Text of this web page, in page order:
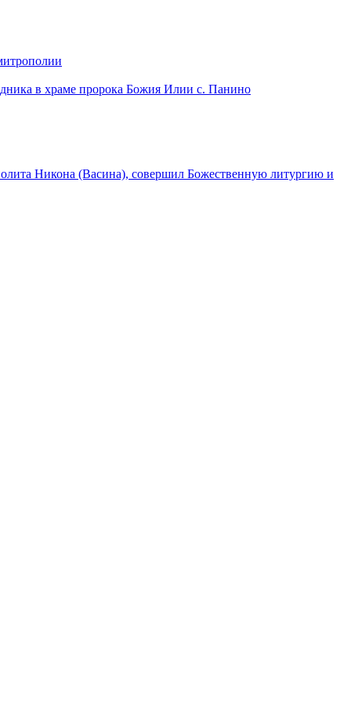
в храме пророка Божия Илии с. Панино
Никона (Васина), совершил Божественную литургию и